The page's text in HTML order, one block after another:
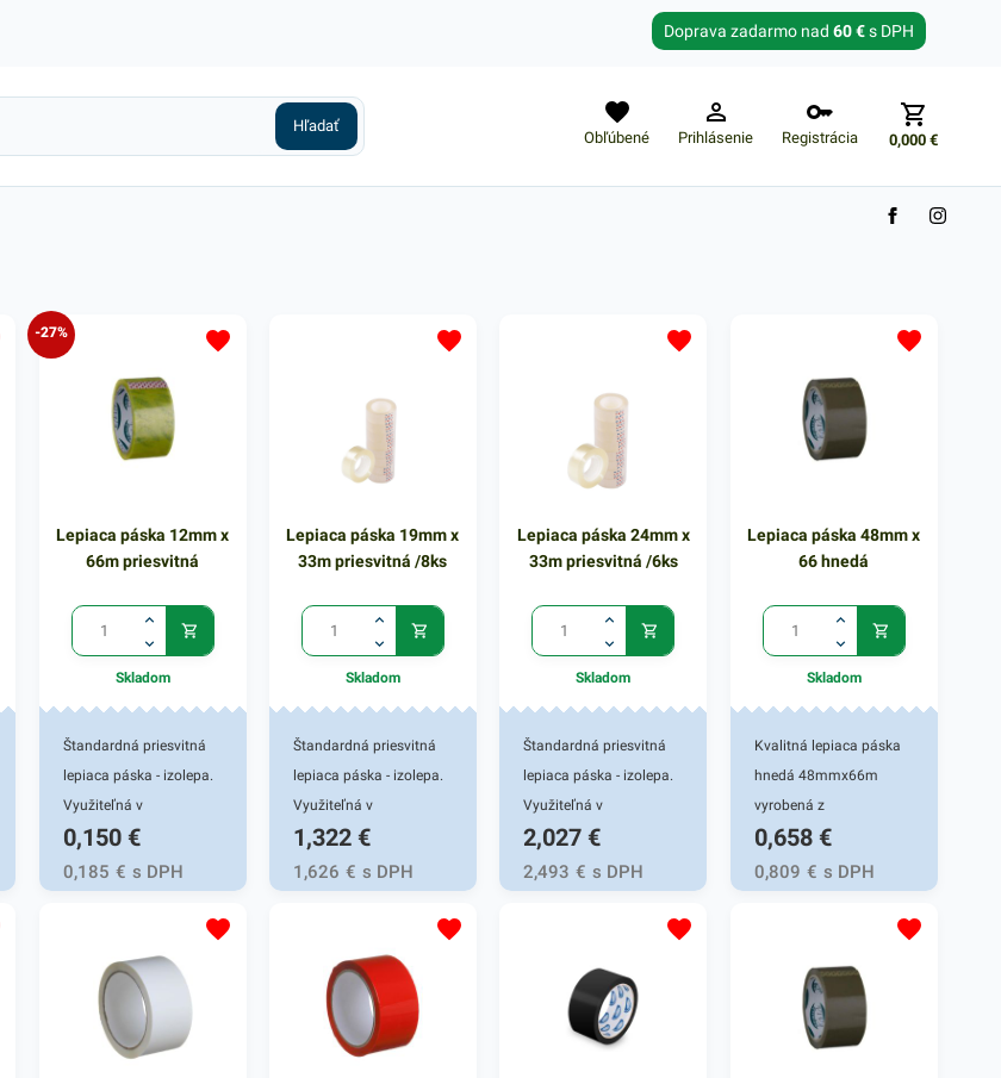
Doprava zadarmo nad 60 €s DPH
Obľúbené Prihlásenie Registrácia 0,000€
Zabudnuté heslo?
-27%
Lepiaca páska 12mm x
66m priesvitná
Skladom
Štandardná priesvitná
lepiaca páska - izolepa.
Využiteľná v
domácnostiach a
kanceláriách na balenie
a archivovanie. Odolná a
pásky 12mm, dlžka
návinu 66m.
0,150 €
0,185 € s DPH
Lepiaca páska 19mm x
33m priesvitná /8ks
Skladom
Štandardná priesvitná
lepiaca páska - izolepa.
Využiteľná v
domácnostiach a
kanceláriách na balenie
a archivovanie. Odolná a
pásky 19mm, dlžka
návinu 33m. 8 ks v
balení.
1,322 €
1,626 € s DPH
Lepiaca páska 24mm x
33m priesvitná /6ks
Skladom
Štandardná priesvitná
lepiaca páska - izolepa.
Využiteľná v
domácnostiach a
kanceláriách na balenie
a archivovanie. Odolná a
návinu 33m. 6 ks v
2,027 €
2,493 € s DPH
Lepiaca páska 48mm x
66 hnedá
Skladom
Kvalitná lepiaca páska
hnedá 48mmx66m
vyrobená z
polypropylénu.
Vyznačuje sa vysokou
lepivosťou a je výborná
pásky: 48 mm Návin
/dĺžka/: 66 m Cena za 1
0,658 €
0,809 € s DPH